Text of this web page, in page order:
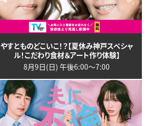
やすとものどこいこ！？【夏休み神戸スペシャ
ル！こだわり食材＆アート作り体験】
8月9日(日) 午後6:00〜7:00